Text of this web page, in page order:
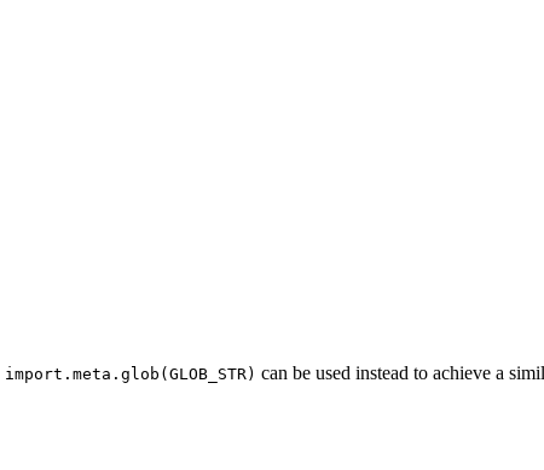
import.meta.glob(GLOB_STR) can be used instead to achieve a